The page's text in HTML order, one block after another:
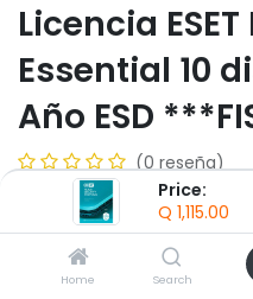
Price:
Q 1,115.00
Home Search
Licencia
Essential 10
Año ESD
(0 reseña)
- Protección 24x7 en
- Protección de
- Protección de Redes
- Navegación y Banca